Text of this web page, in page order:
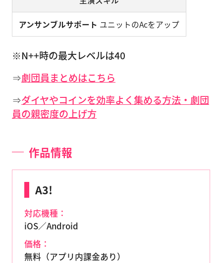
アンサンブルサポート ユニットのAcをアップ
※N++時の最大レベルは40
⇒劇団員まとめはこちら
⇒ダイヤやコインを効率よく集める方法・劇団
員の親密度の上げ方
作品情報
A3!
対応機種：
iOS／Android
価格：
無料（アプリ内課金あり）